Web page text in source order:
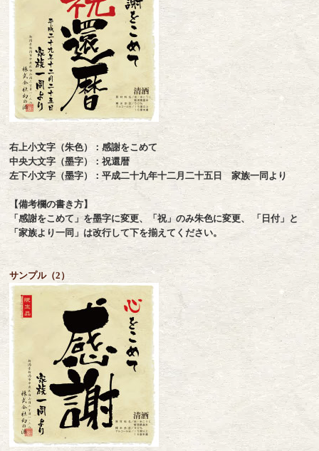
右上小文字（朱色）：感謝をこめて
中央大文字（墨字）：祝還暦
左下小文字（墨字）：平成二十九年十二月二十五日 家族一同より
【備考欄の書き方】
「感謝をこめて」を墨字に変更、「祝」のみ朱色に変更、 「日付」と
「家族より一同」は改行して下を揃えてください。
サンプル（2）